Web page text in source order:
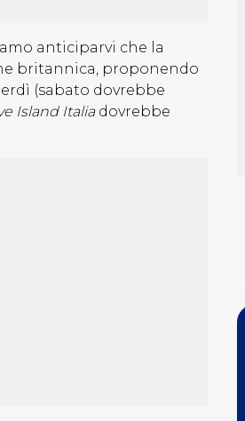
anticiparvi che la
britannica, proponendo
(sabato dovrebbe
Island Italiadovrebbe